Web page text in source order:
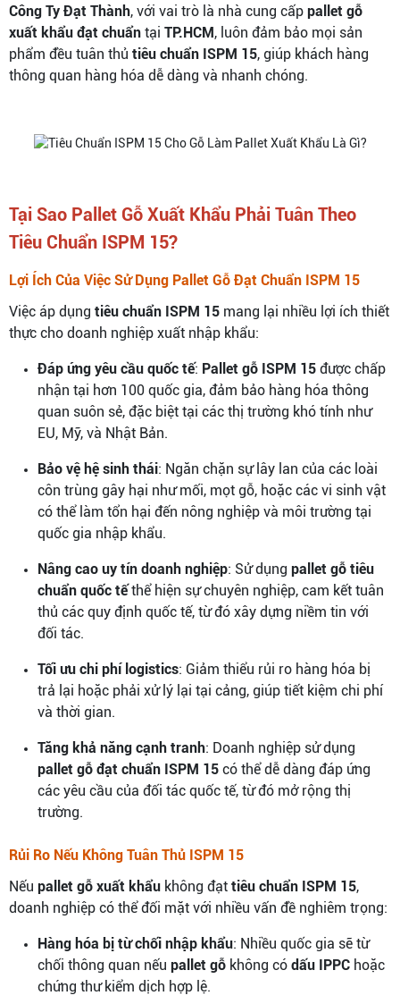
Công Ty Đạt Thành, với vai trò là nhà cung cấp pallet gỗ
xuất khẩu đạt chuẩn tại TP.HCM, luôn đảm bảo mọi sản
phẩm đều tuân thủ tiêu chuẩn ISPM 15, giúp khách hàng
thông quan hàng hóa dễ dàng và nhanh chóng.
Tại Sao Pallet Gỗ Xuất Khẩu Phải Tuân Theo
Tiêu Chuẩn ISPM 15?
Lợi Ích Của Việc Sử Dụng Pallet Gỗ Đạt Chuẩn ISPM 15
Việc áp dụng tiêu chuẩn ISPM 15 mang lại nhiều lợi ích thiết
thực cho doanh nghiệp xuất nhập khẩu:
Đáp ứng yêu cầu quốc tế: Pallet gỗ ISPM 15 được chấp
nhận tại hơn 100 quốc gia, đảm bảo hàng hóa thông
quan suôn sẻ, đặc biệt tại các thị trường khó tính như
EU, Mỹ, và Nhật Bản.
Bảo vệ hệ sinh thái: Ngăn chặn sự lây lan của các loài
côn trùng gây hại như mối, mọt gỗ, hoặc các vi sinh vật
có thể làm tổn hại đến nông nghiệp và môi trường tại
quốc gia nhập khẩu.
Nâng cao uy tín doanh nghiệp: Sử dụng pallet gỗ tiêu
chuẩn quốc tếthể hiện sự chuyên nghiệp, cam kết tuân
thủ các quy định quốc tế, từ đó xây dựng niềm tin với
đối tác.
Tối ưu chi phí logistics: Giảm thiểu rủi ro hàng hóa bị
trả lại hoặc phải xử lý lại tại cảng, giúp tiết kiệm chi phí
và thời gian.
Tăng khả năng cạnh tranh: Doanh nghiệp sử dụng
pallet gỗ đạt chuẩn ISPM 15 có thể dễ dàng đáp ứng
các yêu cầu của đối tác quốc tế, từ đó mở rộng thị
trường.
Rủi Ro Nếu Không Tuân Thủ ISPM 15
Nếu pallet gỗ xuất khẩu không đạt tiêu chuẩn ISPM 15,
doanh nghiệp có thể đối mặt với nhiều vấn đề nghiêm trọng:
Hàng hóa bị từ chối nhập khẩu: Nhiều quốc gia sẽ từ
chối thông quan nếu pallet gỗ không có dấu IPPC hoặc
chứng thư kiểm dịch hợp lệ.